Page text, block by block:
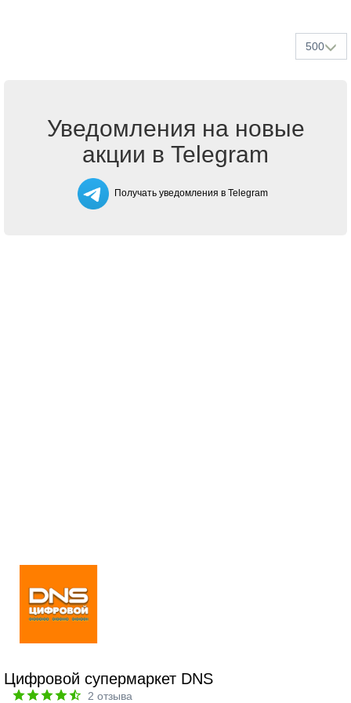
500
Уведомления на новые
акции в Telegram
Получать уведомления в Telegram
Цифровой супермаркет DNS
2 отзыва